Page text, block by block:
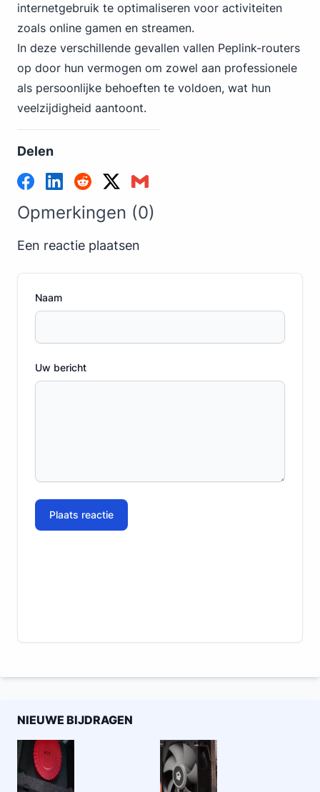
internetgebruik te optimaliseren voor activiteiten
zoals online gamen en streamen.
In deze verschillende gevallen vallen Peplink-routers
op door hun vermogen om zowel aan professionele
als persoonlijke behoeften te voldoen, wat hun
veelzijdigheid aantoont.
Delen
Opmerkingen (0)
Een reactie plaatsen
Naam
Uw bericht
Plaats reactie
NIEUWE BIJDRAGEN